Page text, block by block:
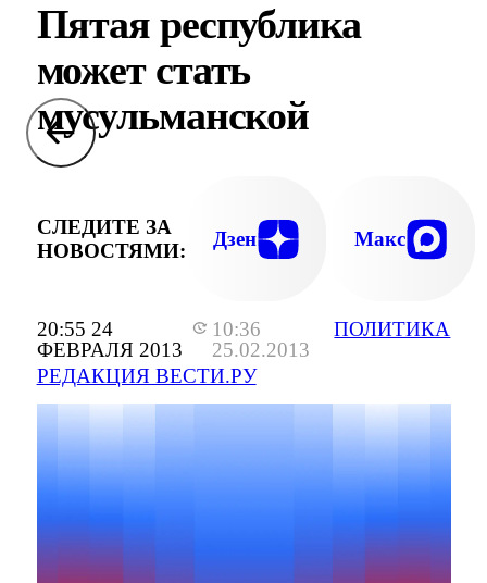
20:55 24
ФЕВРАЛЯ 2013
10:36
25.02.2013
РЕДАКЦИЯ ВЕСТИ.РУ
ПОЛИТИКА
Пятая республика
может стать
мусульманской
СЛЕДИТЕ ЗА
НОВОСТЯМИ:
Дзен Макс